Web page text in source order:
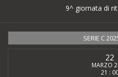
9^ giornata di
SERIE C
22
MARZO
21 :